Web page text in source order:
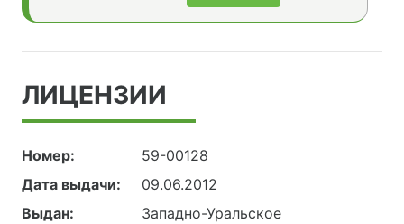
ЛИЦЕНЗИИ
Номер:
59-00128
Дата выдачи:
09.06.2012
Выдан:
Западно-Уральское